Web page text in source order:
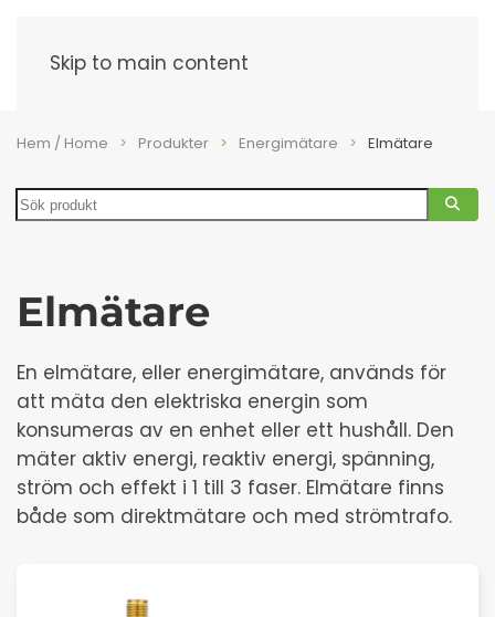
Skip to main content
Hem / Home Produkter Energimätare Elmätare
Search
Elmätare
En elmätare, eller energimätare, används för
att mäta den elektriska energin som
konsumeras av en enhet eller ett hushåll. Den
mäter aktiv energi, reaktiv energi, spänning,
ström och effekt i 1 till 3 faser. Elmätare finns
både som direktmätare och med strömtrafo.